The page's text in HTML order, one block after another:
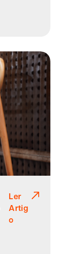
Ler
Artig
o